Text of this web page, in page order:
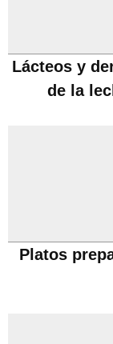
Lácteos y
de la
Platos